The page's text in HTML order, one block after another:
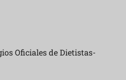
Oficiales de Dietistas-